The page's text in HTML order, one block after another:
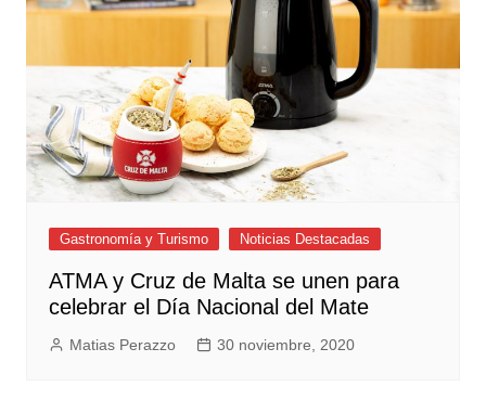
Gastronomía y Turismo Noticias Destacadas
ATMA y Cruz de Malta se unen para
celebrar el Día Nacional del Mate
Matias Perazzo 30 noviembre, 2020